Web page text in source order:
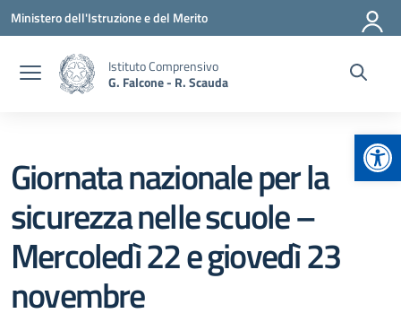
Vai ai contenuti
Vai al menu di navigazione
Vai al footer
Ministero dell'Istruzione e del Merito
Istituto Comprensivo
G. Falcone - R. Scauda
Giornata nazionale per la
sicurezza nelle scuole –
Mercoledì 22 e giovedì 23
novembre